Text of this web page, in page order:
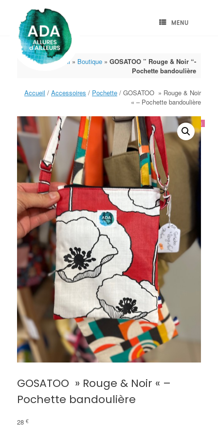
content
MENU
Accueil » Boutique »GOSATOO ” Rouge & Noir “-
Pochette bandoulière
Accueil / Accessoires / Pochette / GOSATOO » Rouge & Noir
« – Pochette bandoulière
GOSATOO » Rouge & Noir « –
Pochette bandoulière
28 €